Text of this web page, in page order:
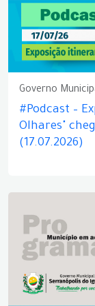
Governo
#Podcast –
Olhares"
(17.07.2026)